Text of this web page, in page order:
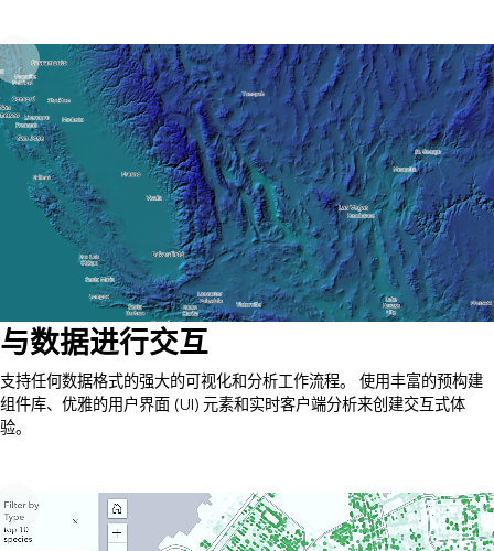
与数据进行交互
支持任何数据格式的强大的可视化和分析工作流程。 使用丰富的预构建
组件库、优雅的用户界面 (UI) 元素和实时客户端分析来创建交互式体
验。